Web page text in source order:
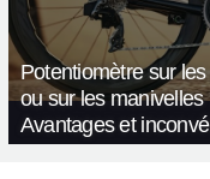
Potentiomètre sur
ou sur les manivelles
Avantages et